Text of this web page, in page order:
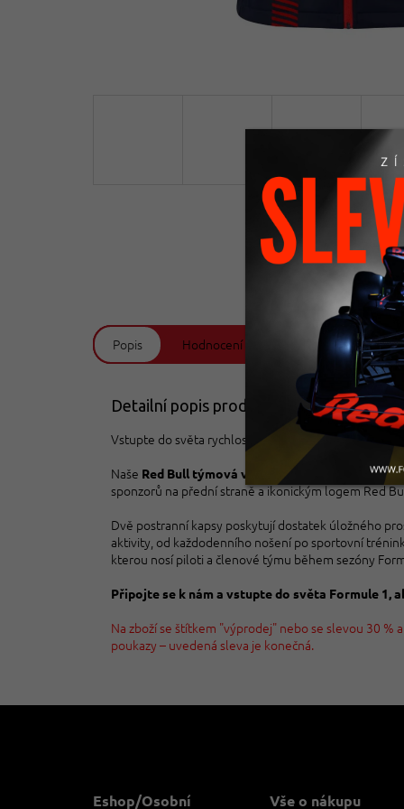
Doprava zdarma
Od 2199 Kč
Popis Hodnocení (1) Diskuze
Detailní popis produktu
Vstupte do světa rychlosti a vášně
s kolekcí Red
Naše Red Bull týmová vesta na zip
není jenom
sponzorů na přední straně a ikonickým logem Red
Dvě postranní kapsy poskytují dostatek úložného
aktivity, od každodenního nošení po sportovní
kterou nosí piloti a členové týmu během sezóny
Připojte se k nám a vstupte do světa Formule 1,
Na zboží se štítkem "výprodej" nebo se slevou 30
poukazy – uvedená sleva je konečná.
Eshop/Osobní
Vše o nákupu